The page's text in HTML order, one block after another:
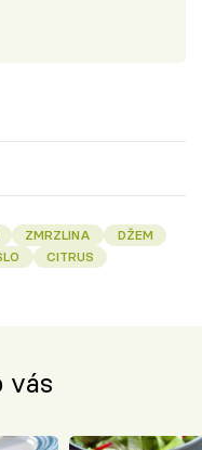
ZMRZLINA
DŽEM
CITRUS
vás